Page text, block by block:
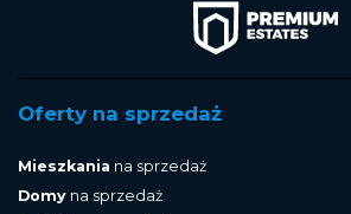
Oferty na sprzedaż
Mieszkania na sprzedaż
Domy na sprzedaż